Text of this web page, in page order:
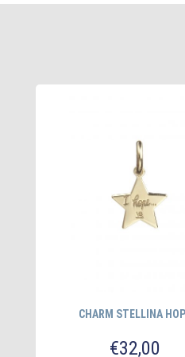
CHARM STELLINA
€32,00